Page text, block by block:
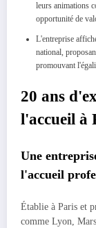
leurs animations
opportunité de
L'entreprise
national,
promouvant
20 ans
l'accueil à
Une
l'accueil
Établie à Paris et
comme Lyon,